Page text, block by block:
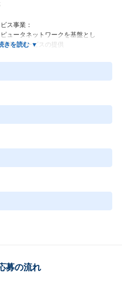
ス事業：
ュータネットワークを基盤とし
等のサービスの提供
調査・分析、情報処理システムの
募の流れ